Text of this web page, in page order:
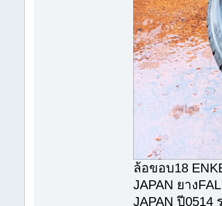
ล้อขอบ18
JAPAN ยาง
JAPAN ปี0514